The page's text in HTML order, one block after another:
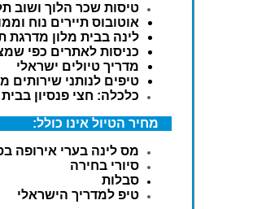
טיסות שכר הלוך ושוב
אוטובוס תיירים נוח
לינה בבית מלון מדרגת
כניסות לאתרים כפי
מדריך טיולים ישראלי
טיפים לנותני שירותים
כלכלה: חצי פנסיון בבית מלון כשר: 7 ארוחות בוקר + 7
מחיר הטיול אינו כולל:
מס לינה בערי אירופה
סיורי בחירה
סבלות
טיפ למדריך הישראלי